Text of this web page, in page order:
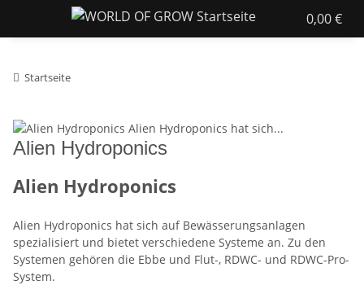
0,00 €
Startseite
Alien Hydroponics
Alien Hydroponics
Alien Hydroponics hat sich auf Bewässerungsanlagen
spezialisiert und bietet verschiedene Systeme an. Zu den
Systemen gehören die Ebbe und Flut-, RDWC- und RDWC-Pro-
System.